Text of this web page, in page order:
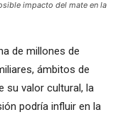
impacto del mate en la
de millones de
ámbitos de
su valor cultural, la
podría influir en la